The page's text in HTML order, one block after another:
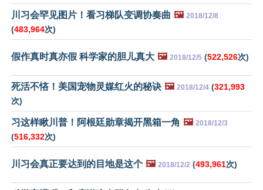
川习会罕见图片！看习梯队变调协奏曲 🖼️ 2018/12/8
(483,964次)
假作真时真亦假 科学家的胆儿真大 🖼️ 2018/12/5 (522,526次)
死活不悋！美国宠物灵媒红火的秘诀 🖼️ 2018/12/4 (321,993
次)
习这样瞅川普！阿根廷勋章揭开黑箱一角 🖼️ 2018/12/3
(516,332次)
川习会真正要达到的目地是这个 🖼️ 2018/12/2 (493,961次)